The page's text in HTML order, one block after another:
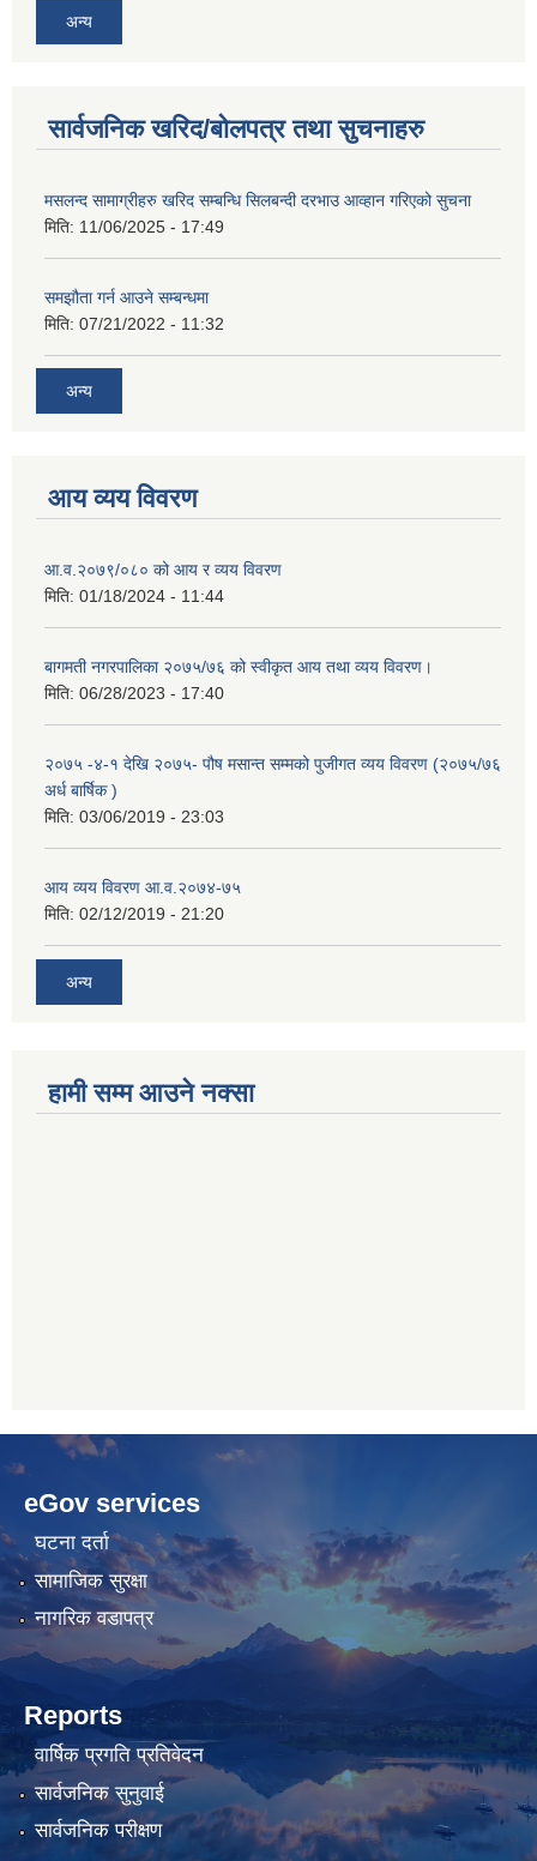
अन्य
सार्वजनिक खरिद/बोलपत्र तथा सुचनाहरु
मसलन्द सामाग्रीहरु खरिद सम्बन्धि सिलबन्दी दरभाउ आव्हान गरिएको सुचना
मिति: 11/06/2025 - 17:49
समझौता गर्न आउने सम्बन्धमा
मिति: 07/21/2022 - 11:32
अन्य
आय व्यय विवरण
आ.व.२०७९/०८० को आय र व्यय विवरण
मिति: 01/18/2024 - 11:44
बागमती नगरपालिका २०७५/७६ को स्वीकृत आय तथा व्यय विवरण।
मिति: 06/28/2023 - 17:40
२०७५ -४-१ देखि २०७५- पौष मसान्त सम्मको पुजीगत व्यय विवरण (२०७५/७६
अर्ध बार्षिक )
मिति: 03/06/2019 - 23:03
आय व्यय विवरण आ.व.२०७४-७५
मिति: 02/12/2019 - 21:20
अन्य
हामी सम्म आउने नक्सा
betwild
cratosroyalbet
bahis
siteleri
hdasianporns.net
lunadark.org
bahis
siteleri
eGov services
घटना दर्ता
सामाजिक सुरक्षा
नागरिक वडापत्र
Reports
वार्षिक प्रगति प्रतिवेदन
सार्वजनिक सुनुवाई
सार्वजनिक परीक्षण